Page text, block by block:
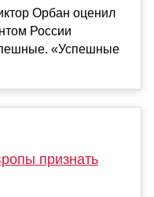
Орбан оценил
России
«Успешные
признать